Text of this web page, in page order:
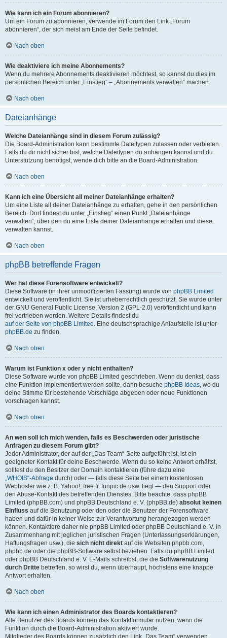
Wie kann ich ein Forum abonnieren?
Um ein Forum zu abonnieren, verwende im Forum den Link „Forum
abonnieren“, der sich meist am Ende der Seite befindet.
Nach oben
Wie deaktiviere ich meine Abonnements?
Wenn du mehrere Abonnements deaktivieren möchtest, so kannst du dies im
persönlichen Bereich unter „Einstieg“ – „Abonnements verwalten“ machen.
Nach oben
Dateianhänge
Welche Dateianhänge sind in diesem Forum zulässig?
Die Board-Administration kann bestimmte Dateitypen zulassen oder verbieten.
Falls du dir nicht sicher bist, welche Dateitypen du anhängen kannst und du
Unterstützung benötigst, wende dich bitte an die Board-Administration.
Nach oben
Kann ich eine Übersicht all meiner Dateianhänge erhalten?
Um eine Liste all deiner Dateianhänge zu erhalten, gehe in den persönlichen
Bereich. Dort findest du unter „Einstieg“ einen Punkt „Dateianhänge
verwalten“, über den du eine Liste deiner Dateianhänge erhalten und diese
verwalten kannst.
Nach oben
phpBB betreffende Fragen
Wer hat diese Forensoftware entwickelt?
Diese Software (in ihrer unmodifizierten Fassung) wurde von phpBB Limited
entwickelt und veröffentlicht. Sie ist urheberrechtlich geschützt. Sie wurde unter
der GNU General Public License, Version 2 (GPL-2.0) veröffentlicht und kann
frei vertrieben werden. Weitere Details findest du
auf der Seite von phpBB Limited . Eine deutschsprachige Anlaufstelle ist unter
phpBB.de zu finden.
Nach oben
Warum ist Funktion x oder y nicht enthalten?
Diese Software wurde von phpBB Limited geschrieben. Wenn du denkst, dass
eine Funktion implementiert werden sollte, dann besuche phpBB Ideas, wo du
deine Stimme für bestehende Vorschläge abgeben oder neue Funktionen
vorschlagen kannst.
Nach oben
An wen soll ich mich wenden, falls es Beschwerden oder juristische
Anfragen zu diesem Forum gibt?
Jeder Administrator, der auf der „Das Team“-Seite aufgeführt ist, ist ein
geeigneter Kontakt für deine Beschwerde. Wenn du so keine Antwort erhältst,
solltest du den Besitzer der Domain kontaktieren (führe dazu eine
„WHOIS“-Abfrage durch) oder — falls diese Seite bei einem kostenlosen
Webhoster wie z. B. Yahoo!, free.fr, funpic.de usw. liegt — den Support oder
den Abuse-Kontakt des betreffenden Dienstes. Bitte beachte, dass phpBB
Limited (phpBB.com) und phpBB Deutschland e. V. (phpBB.de) absolut keinen
Einfluss auf die Benutzung oder den oder die Benutzer der Forensoftware
haben und dafür in keiner Weise zur Verantwortung herangezogen werden
können. Kontaktiere daher nie phpBB Limited oder phpBB Deutschland e. V. in
Zusammenhang mit jeglichen juristischen Fragen (Unterlassungserklärungen,
Haftungsfragen usw.), die sich nicht direkt auf die Websiten phpbb.com,
phpbb.de oder die phpBB-Software selbst beziehen. Falls du phpBB Limited
oder phpBB Deutschland e. V. E-Mails schreibst, die die Softwarenutzung
durch Dritte betreffen, so wirst du, wenn überhaupt, höchstens eine knappe
Antwort erhalten.
Nach oben
Wie kann ich einen Administrator des Boards kontaktieren?
Alle Benutzer des Boards können das Kontaktformular nutzen, wenn die
Funktion durch die Board-Administration aktiviert wurde.
Mitglieder des Boards können zusätzlich den Link „Das Team“ verwenden.